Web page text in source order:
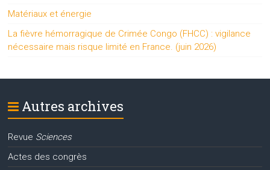
Matériaux et énergie
La fièvre hémorragique de Crimée Congo (FHCC) : vigilance
nécessaire mais risque limité en France. (juin 2026)
Autres archives
Revue Sciences
Actes des congrès